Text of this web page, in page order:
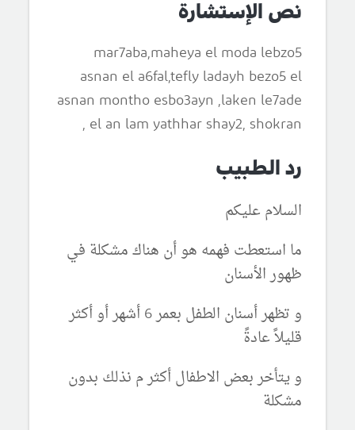
نص الإستشارة
mar7aba,maheya el moda lebzo5
asnan el a6fal,tefly ladayh bezo5 el
asnan montho esbo3ayn ,laken le7ade
el an lam yathhar shay2, shokran ,
رد الطبيب
السلام عليكم
ما استعطت فهمه هو أن هناك مشكلة في
ظهور الأسنان
و تظهر أسنان الطفل بعمر 6 أشهر أو أكثر
قليلاً عادةً
و يتأخر بعض الاطفال أكثر م نذلك بدون
مشكلة